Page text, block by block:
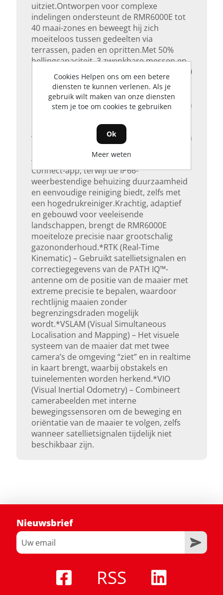
uitziet.Ontworpen voor complexe
indelingen ondersteunt de RMR6000E tot
40 maai-zones en beweegt hij zich
moeiteloos tussen gedeelten via
terrassen, paden en opritten.Met 50%
hellingcapaciteit, 3 zwenkbare messen en
elektronische maaihoogte-instelling (20–90
mm) levert hij een nauwkeurig, aangepast
resultaat in alle tuinomstandigheden.
Regenherkenning pauzeert het maaien om
beveiliging en nachtverlichting zorgen
voor veilig en betrouwbaar gebruik, dag en
4G werkt naadloos samen met de EGO
Connect-app, terwijl de IP66-
weerbestendige behuizing duurzaamheid
en eenvoudige reiniging biedt, zelfs met
een hogedrukreiniger.Krachtig, adaptief
en gebouwd voor veeleisende
landschappen, brengt de RMR6000E
moeiteloze precisie naar grootschalig
gazononderhoud.*RTK (Real-Time
Kinematic) – Gebruikt satellietsignalen en
correctiegegevens van de PATH IQ™-
antenne om de positie van de maaier met
extreme precisie te bepalen, waardoor
rechtlijnig maaien zonder
begrenzingsdraden mogelijk
wordt.*VSLAM (Visual Simultaneous
Localisation and Mapping) – Het visuele
systeem van de maaier dat met twee
camera’s de omgeving “ziet” en in realtime
in kaart brengt, waarbij obstakels en
tuinelementen worden herkend.*VIO
(Visual Inertial Odometry) – Combineert
camerabeelden met interne
bewegingssensoren om de beweging en
oriëntatie van de maaier te volgen, zelfs
wanneer satellietsignalen tijdelijk niet
beschikbaar zijn.
Nieuwsbrief
RSS
Cookies Helpen ons om een betere
diensten te kunnen verlenen. Als je
gebruik wilt maken van onze diensten
stem je toe om cookies te gebruiken
Ok
Meer weten